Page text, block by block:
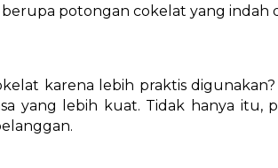
berupa potongan cokelat yang indah
karena lebih praktis
yang lebih kuat. Tidak hanya itu,